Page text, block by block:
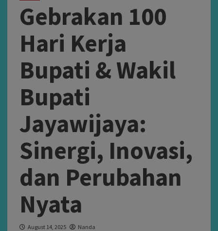
Gebrakan 100
Hari Kerja
Bupati & Wakil
Bupati
Jayawijaya:
Sinergi, Inovasi,
dan Perubahan
Nyata
August 14, 2025 Nanda